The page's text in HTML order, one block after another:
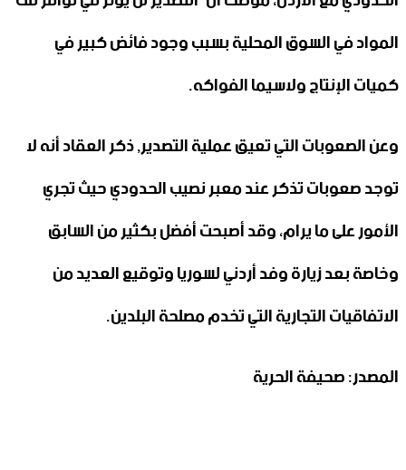
المواد في السوق المحلية بسبب وجود فائض كبير في
كميات الإنتاج ولاسيما الفواكه.
وعن الصعوبات التي تعيق عملية التصدير, ذكر العقاد أنه لا
توجد صعوبات تذكر عند معبر نصيب الحدودي حيث تجري
الأمور على ما يرام، وقد أصبحت أفضل بكثير من السابق
وخاصة بعد زيارة وفد أردني لسوريا وتوقيع العديد من
الاتفاقيات التجارية التي تخدم مصلحة البلدين.
المصدر: صحيفة الحرية